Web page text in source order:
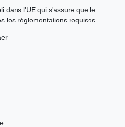
dans l'UE qui s'assure que le
les réglementations requises.